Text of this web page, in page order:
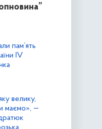
пам’ять
IV
велику,
маємо», —